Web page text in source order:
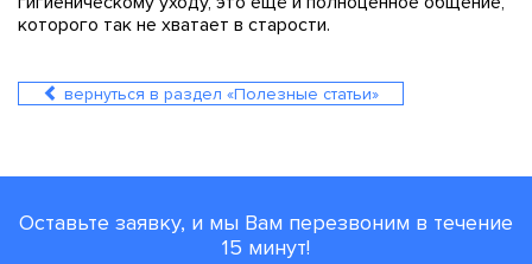
которого так не хватает в старости.
вернуться в раздел «Полезные статьи»
Оставьте заявку, и мы Вам перезвоним в течение
15 минут!